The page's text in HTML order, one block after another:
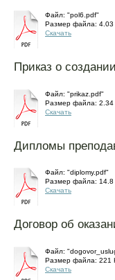
Файл: "pol6.pdf"
Размер файла: 4.03
Скачать
Приказ о
Файл: "prikaz.pdf"
Размер файла: 2.34
Скачать
Дипломы
Файл: "diplomy.pdf"
Размер файла: 14.8
Скачать
Договор об
Файл:
Размер файла: 221
Скачать